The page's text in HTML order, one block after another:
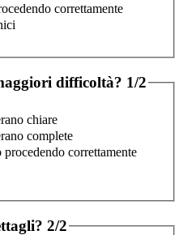
correttamente
difficoltà? 1/2
chiare
complete
correttamente
2/2